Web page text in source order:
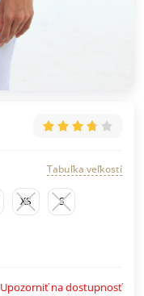
Tabuľka veľkostí
XS S
Upozorniť na dostupnosť